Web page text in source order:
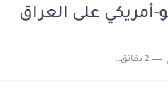
لا تعيينات ونحذر من الاحتيال
أمريكي على العراق
2 دقائق للقراءة